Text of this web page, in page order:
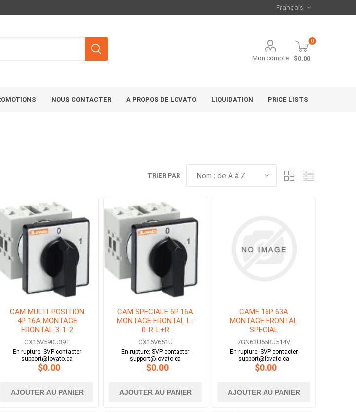
Mon compte
0
$0.00
NOUS CONTACTER A PROPOS DE LOVATO LIQUIDATION PRICE LISTS
TRIER PAR
CAM MULTI-POSITION
4P 16A MONTAGE
FRONTAL 3-1-2
GX16V590U39T
En rupture: SVP contacter
support@lovato.ca
$0.00
AJOUTER AU PANIER
CAM SPECIALE 6P 16A
MONTAGE FRONTAL L-
0-R-L+R
GX16V651U
En rupture: SVP contacter
support@lovato.ca
$0.00
AJOUTER AU PANIER
CAME 16P 63A
MONTAGE FRONTAL
SPECIAL
7GN63U658U514V
En rupture: SVP contacter
support@lovato.ca
$0.00
AJOUTER AU PANIER